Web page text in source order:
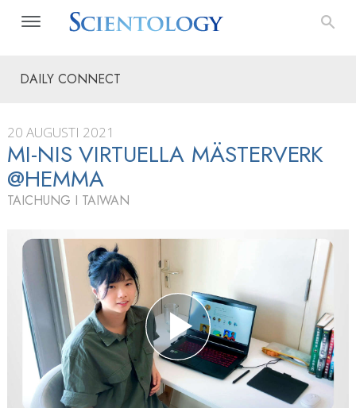
DAILY CONNECT
20 AUGUSTI 2021
MI-NIS VIRTUELLA MÄSTERVERK
@HEMMA
TAICHUNG I TAIWAN